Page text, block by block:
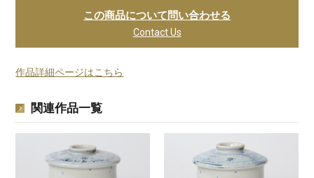
この商品について問い合わせる
Contact Us
作品詳細ページはこちら
関連作品一覧